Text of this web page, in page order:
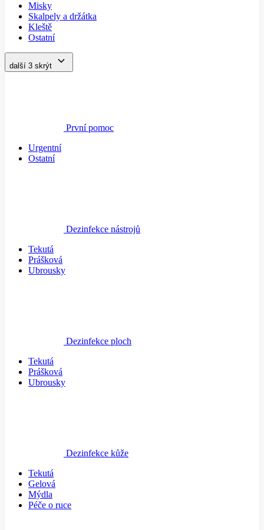
Misky
Skalpely a držátka
Kleště
Ostatní
další 3 skrýt
První pomoc
Urgentní
Ostatní
Dezinfekce nástrojů
Tekutá
Prášková
Ubrousky
Dezinfekce ploch
Tekutá
Prášková
Ubrousky
Dezinfekce kůže
Tekutá
Gelová
Mýdla
Péče o ruce